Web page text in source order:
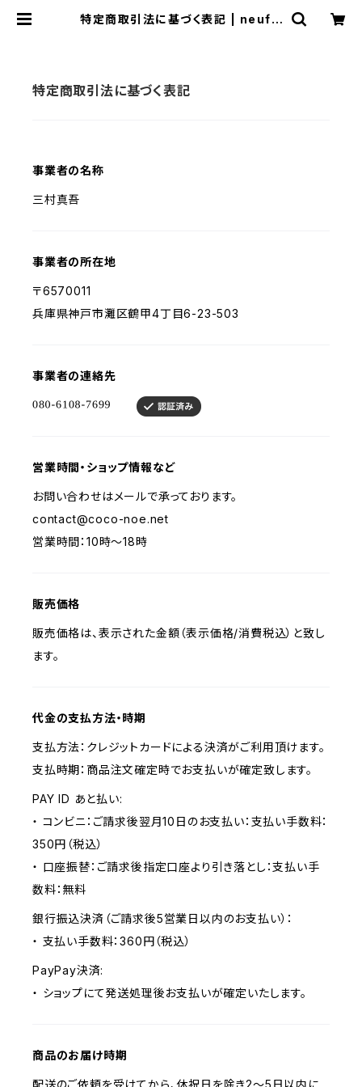
特定商取引法に基づく表記 | neuf -
特定商取引法に基づく表記
事業者の名称
三村真吾
事業者の所在地
〒6570011
兵庫県神戸市灘区鶴甲4丁目6-23-503
事業者の連絡先
営業時間・ショップ情報など
お問い合わせはメールで承っております。
contact@coco-noe.net
営業時間：10時〜18時
販売価格
販売価格は、表示された金額（表示価格/消費税込）と致し
ます。
代金の支払方法・時期
支払方法：クレジットカードによる決済がご利用頂けます。
支払時期：商品注文確定時でお支払いが確定致します。
PAY ID あと払い:
・ コンビニ：ご請求後翌月10日のお支払い：支払い手数料：
350円（税込）
・ 口座振替：ご請求後指定口座より引き落とし：支払い手
数料：無料
銀行振込決済（ご請求後5営業日以内のお支払い）：
・ 支払い手数料：360円（税込）
PayPay決済:
・ ショップにて発送処理後お支払いが確定いたします。
商品のお届け時期
配送のご依頼を受けてから、休祝日を除き2〜5日以内に